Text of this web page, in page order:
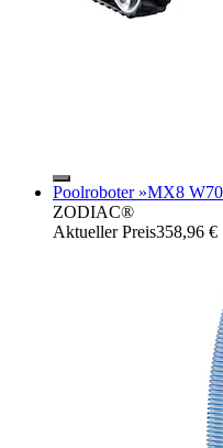
Poolroboter »MX8
ZODIAC®
Aktueller Preis358,96 €